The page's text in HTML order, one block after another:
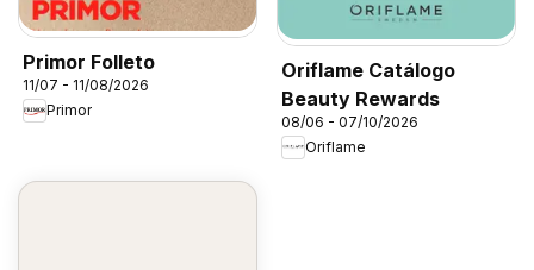
Primor Folleto
11/07 - 11/08/2026
Primor
Oriflame Catálogo
Beauty Rewards
08/06 - 07/10/2026
Oriflame